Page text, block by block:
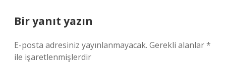
Bir yanıt yazın
E-posta adresiniz yayınlanmayacak. Gerekli alanlar*
ile işaretlenmişlerdir